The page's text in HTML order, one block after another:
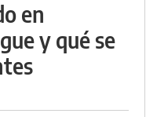
en
y qué se